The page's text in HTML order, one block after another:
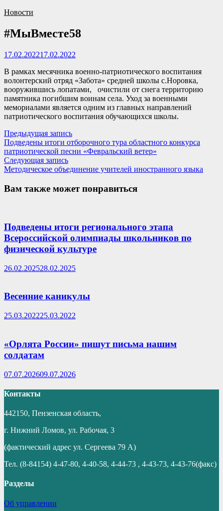
Новости
#МыВмеcте58
17.02.202217.02.2022
В рамках месячника военно-патриотического воспитания
волонтерский отряд «Забота» средней школы с.Норовка,
вооружившись лопатами, очистили от снега территорию
памятника погибшим воинам села. Уход за военными
мемориалами является одним из главных направлений
патриотического воспитания обучающихся школы.
Навигация
по
записям
Предыдущая записьПредыдущая
запись:
Подведены итоги отборочного тура областного конкурса
патриотической песни «Февральский ветер»
Следующая записьСледующая
запись:
Методическое объединение учителей иностранного языка
Вам также может понравиться
Подведены итоги регионального этапа
Всероссийской олимпиады школьников по
физической культуре
26.02.202528.02.2025
Весенние каникулы
25.03.202225.03.2022
«Орлята России» пишут письма нашим
солдатам
07.07.202609.07.2026
Контакты
442150, Пензенская область,
г. Нижний Ломов, ул. Рабочая, 3
(фактический адрес ул. Сергеева 79 А)
Тел. (8-84154) 4-47-80, 4-40-58, 4-44-73 , 4-43-73, 4-43-76(факс)
Разделы
Об управлении